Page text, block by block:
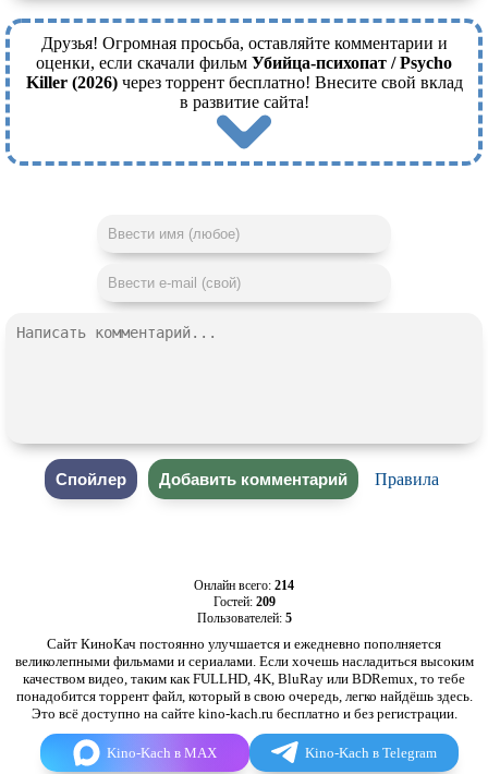
Друзья! Огромная просьба, оставляйте комментарии и
оценки, если скачали фильм Убийца-психопат / Psycho
Killer (2026)через торрент бесплатно! Внесите свой вклад
в развитие сайта!
Правила
Онлайн всего: 214
Гостей: 209
Пользователей: 5
Сайт КиноКач постоянно улучшается и ежедневно пополняется
великолепными фильмами и сериалами. Если хочешь насладиться высоким
качеством видео, таким как FULLHD, 4K, BluRay или BDRemux, то тебе
понадобится торрент файл, который в свою очередь, легко найдёшь здесь.
Это всё доступно на сайте kino-kach.ru бесплатно и без регистрации.
Kino-Kach в MAX Kino-Kach в Telegram